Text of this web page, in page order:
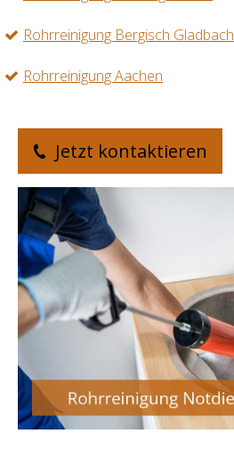
Rohrreinigung Bergisch Gladbach
Rohrreinigung Aachen
Jetzt kontaktieren